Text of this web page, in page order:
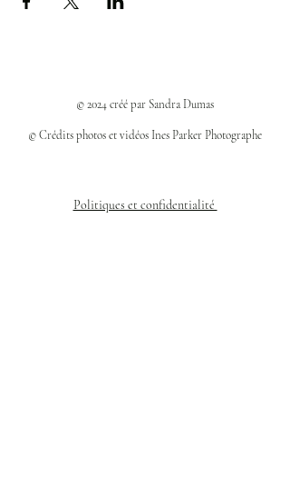
© 2024 créé par Sandra Dumas
© Crédits photos et vidéos Ines Parker Photographe
Politiques et confidentialité